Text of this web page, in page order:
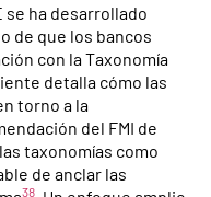
se ha desarrollado
de que los bancos
con la Taxonomía
detalla cómo las
torno a la
del FMI de
taxonomías como
de anclar las
38